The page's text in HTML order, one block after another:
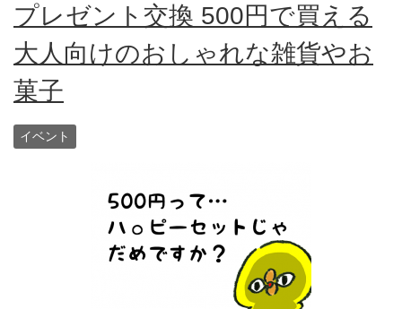
プレゼント交換 500円で買える
大人向けのおしゃれな雑貨やお
菓子
イベント